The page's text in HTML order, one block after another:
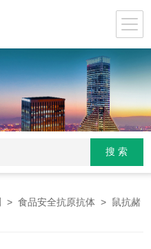
>食品安全抗原抗体 > 鼠抗赭